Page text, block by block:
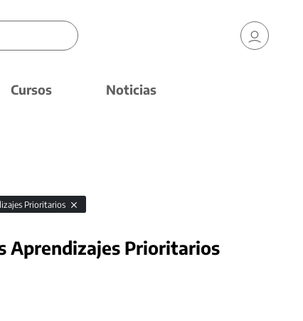
Cursos Noticias
Prioritarios
Aprendizajes Prioritarios